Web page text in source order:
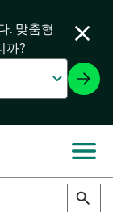
. 맞춤형
까?